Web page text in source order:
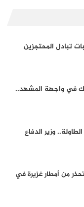
تبادل المحتجزين
في واجهة المشهد..
وزير الدفاع
من أمطار غزيرة في